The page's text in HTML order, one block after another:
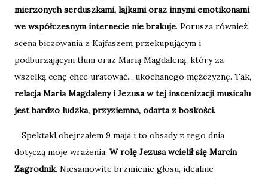
mierzonych serduszkami, lajkami oraz innymi emotikonami
we współczesnym internecie nie brakuje. Porusza również
scena biczowania z Kajfaszem przekupującym i
podburzającym tłum oraz Marią Magdaleną, który za
wszelką cenę chce uratować... ukochanego mężczyznę. Tak,
relacja Maria Magdaleny i Jezusa w tej inscenizacji musicalu
jest bardzo ludzka, przyziemna, odarta z boskości.
Spektakl obejrzałem 9 maja i to obsady z tego dnia
dotyczą moje wrażenia. W rolę Jezusa wcielił się Marcin
Zagrodnik. Niesamowite brzmienie głosu, idealnie